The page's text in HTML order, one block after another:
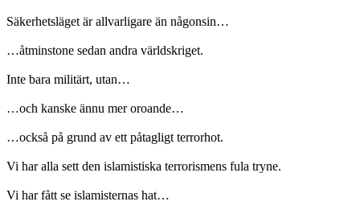
Säkerhetsläget är allvarligare än någonsin…
…åtminstone sedan andra världskriget.
Inte bara militärt, utan…
…och kanske ännu mer oroande…
…också på grund av ett påtagligt terrorhot.
Vi har alla sett den islamistiska terrorismens fula tryne.
Vi har fått se islamisternas hat…